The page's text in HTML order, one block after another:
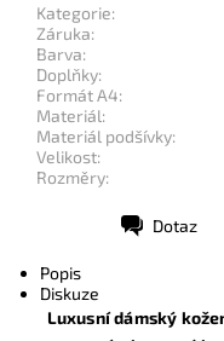
Kategorie:
Záruka:
Barva:
Doplňky:
Formát A4:
Materiál:
Materiál podšívky:
Velikost:
Rozměry:
Dotaz
Popis
Diskuze
Luxusní dámský